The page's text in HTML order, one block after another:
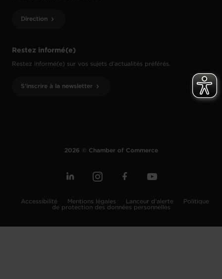
Restez informé(e)
Restez informé(e) sur vos sujets d’actualités préférés.
S'inscrire à la newsletter
Direction
2026 © Chamber of Commerce
Accessibilité Mentions légales Lanceur d'alerte
Politique
de protection des données personnelles